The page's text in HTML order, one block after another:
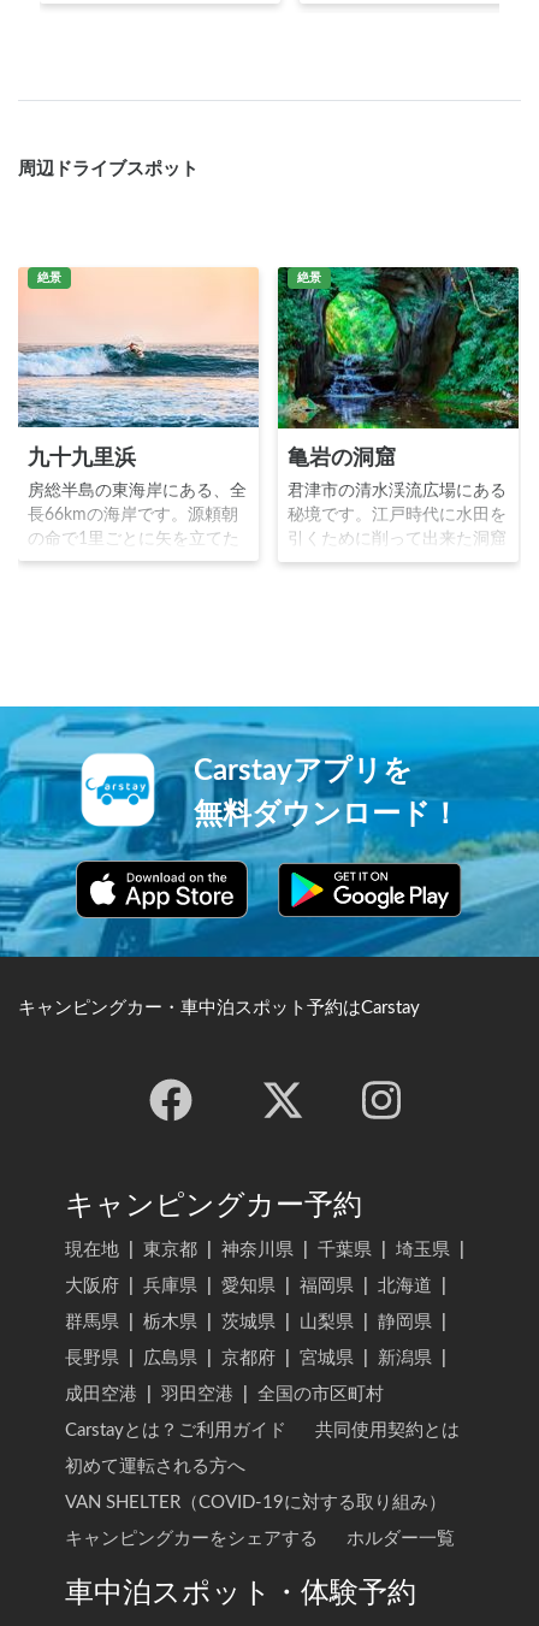
周辺ドライブスポット
絶景
九十九里浜
房総半島の東海岸にある、全
長66kmの海岸です。源頼朝
の命で1里ごとに矢を立てた
ところ99本に達したという伝
絶景
亀岩の洞窟
君津市の清水渓流広場にある
秘境です。江戸時代に水田を
引くために削って出来た洞窟
です。削られた岩肌が亀のよ
Carstayアプリを
無料ダウンロード！
キャンピングカー・車中泊スポット予約はCarstay
キャンピングカー予約
現在地 東京都 神奈川県 千葉県 埼玉県
大阪府
兵庫県 愛知県 福岡県 北海道
群馬県
栃木県 茨城県 山梨県 静岡県
長野県
広島県 京都府 宮城県 新潟県
成田空港
羽田空港
全国の市区町村
Carstayとは？ご利用ガイド
共同使用契約とは
初めて運転される方へ
VAN SHELTER（COVID-19に対する取り組み）
キャンピングカーをシェアする
ホルダー一覧
車中泊スポット・体験予約